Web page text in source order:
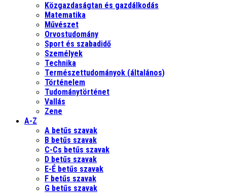
Közgazdaságtan és gazdálkodás
Matematika
Művészet
Orvostudomány
Sport és szabadidő
Személyek
Technika
Természettudományok (általános)
Történelem
Tudománytörténet
Vallás
Zene
A-Z
A betűs szavak
B betűs szavak
C-Cs betűs szavak
D betűs szavak
E-É betűs szavak
F betűs szavak
G betűs szavak